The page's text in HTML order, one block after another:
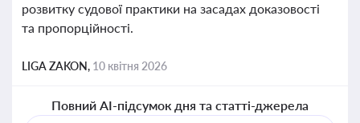
розвитку судової практики на засадах доказовості
та пропорційності.
LIGA ZAKON, 10 квітня 2026
Повний AI-підсумок дня та статті-джерела